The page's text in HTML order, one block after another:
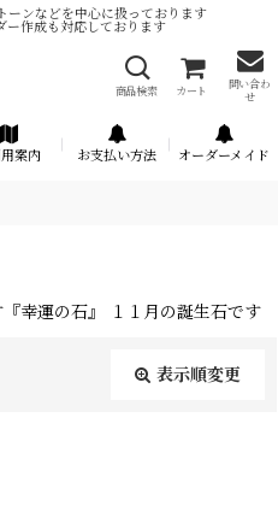
ーンなどを中心に扱っております
ー作成も対応しております
商品検索 カート
問い合わ
せ
案内 お支払い方法 オーダーメイド
幸運の石』 １１月の誕生石です
表示順変更